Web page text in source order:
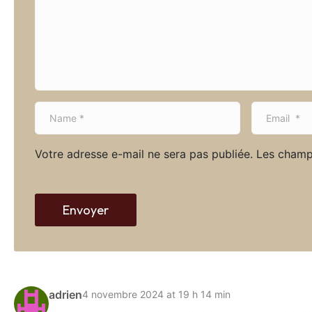
adrien4 novembre 2024 at 19 h 14 min
Votre adresse e-mail ne sera pas publiée. Les
N
e
E
i
Envoyer